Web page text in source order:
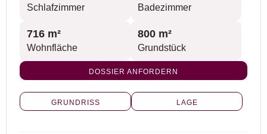
Schlafzimmer Badezimmer
716 m²
Wohnfläche
800 m²
Grundstück
DOSSIER ANFORDERN
GRUNDRISS LAGE